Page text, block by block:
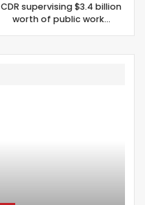
CDR supervising $3.4 billion
worth of public work…